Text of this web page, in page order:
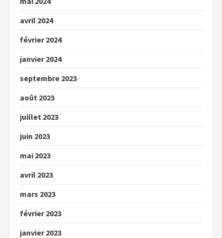
avril 2024
février 2024
janvier 2024
septembre 2023
août 2023
juillet 2023
juin 2023
mai 2023
avril 2023
mars 2023
février 2023
janvier 2023